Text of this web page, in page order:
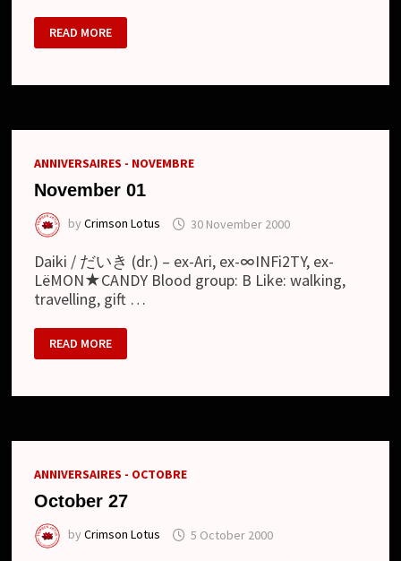
FEST
VAINQUEUR
–
+
READ MORE
ANNIVERSAIRES - NOVEMBRE
November 01
byCrimson Lotus 30 November 2000
Daiki / だいき (dr.) – ex-Ari, ex-∞INFi2TY, ex-
LёMON★CANDY Blood group: B Like: walking,
travelling, gift …
NOVEMBER
01
READ MORE
ANNIVERSAIRES - OCTOBRE
October 27
byCrimson Lotus 5 October 2000